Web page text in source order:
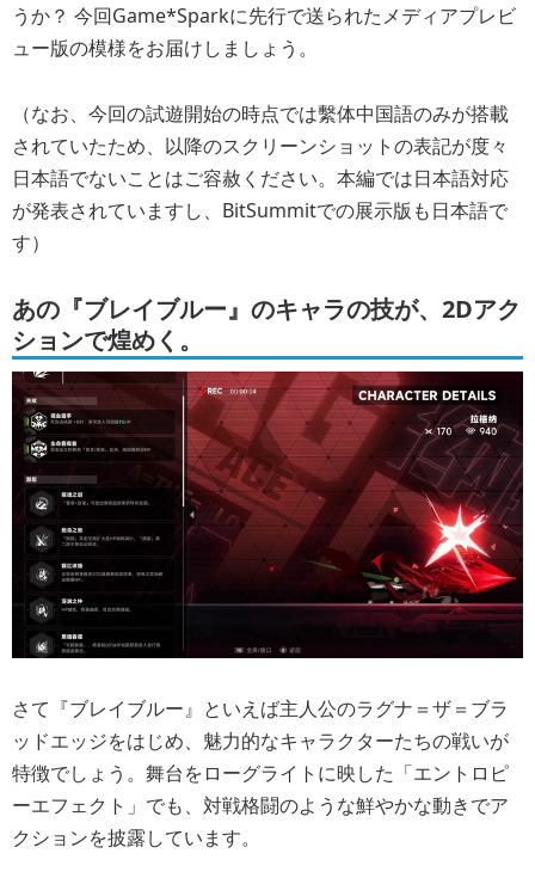
うか？ 今回Game*Sparkに先行で送られたメディアプレビ
ュー版の模様をお届けしましょう。
（なお、今回の試遊開始の時点では繫体中国語のみが搭載
されていたため、以降のスクリーンショットの表記が度々
日本語でないことはご容赦ください。本編では日本語対応
が発表されていますし、BitSummitでの展示版も日本語で
す）
あの『ブレイブルー』のキャラの技が、2Dアク
ションで煌めく。
さて『ブレイブルー』といえば主人公のラグナ＝ザ＝ブラ
ッドエッジをはじめ、魅力的なキャラクターたちの戦いが
特徴でしょう。舞台をローグライトに映した「エントロピ
ーエフェクト」でも、対戦格闘のような鮮やかな動きでア
クションを披露しています。